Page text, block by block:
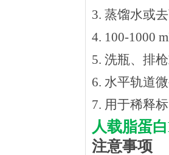
3. 蒸馏水或
4. 100-1000
5. 洗瓶、排
6. 水平轨道
7. 用于稀释
人载脂蛋白
注意事项